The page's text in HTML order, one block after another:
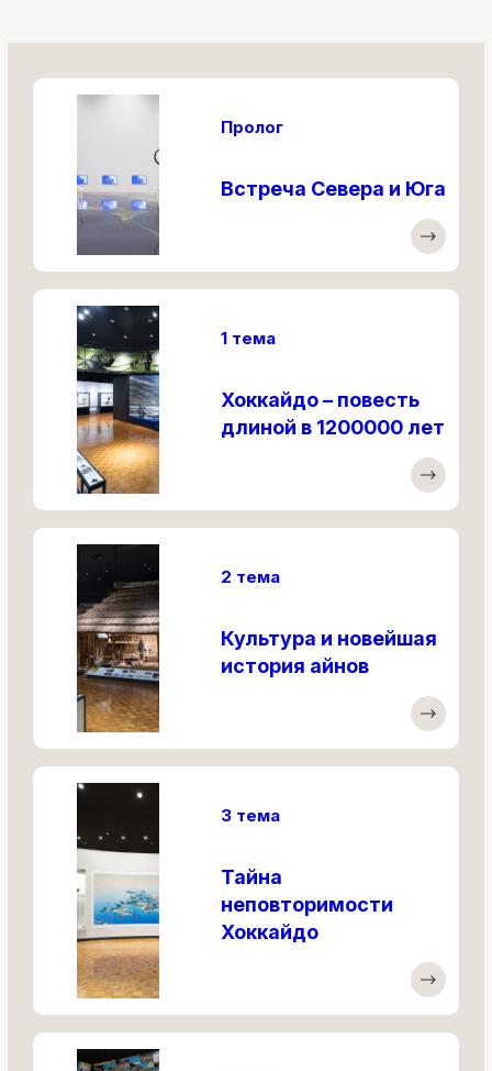
Пролог
Встреча Севера и Юга
1 тема
Хоккайдо – повесть
длиной в 1200000 лет
2 тема
Культура и новейшая
история айнов
3 тема
Тайна
неповторимости
Хоккайдо